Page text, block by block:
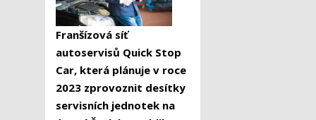
Franšízová síť
autoservisů Quick Stop
Car, která plánuje v roce
2023 zprovoznit desítky
servisních jednotek na